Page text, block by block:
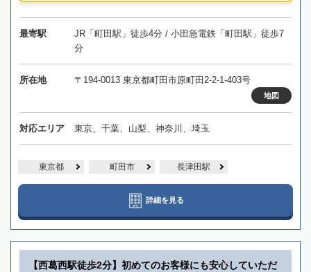
最寄駅
JR「町田駅」徒歩4分 / 小田急電鉄「町田駅」徒歩7
分
所在地 〒194-0013 東京都町田市原町田2-2-1-403号
地図
対応エリア 東京、千葉、山梨、神奈川、埼玉
東京都 町田市 長津田駅
詳細を見る
【西葛西駅徒歩2分】初めてのお客様にも安心していただ